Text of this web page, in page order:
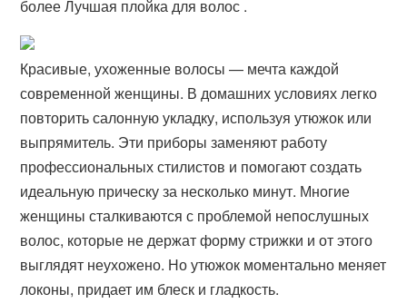
более Лучшая плойка для волос .
Красивые, ухоженные волосы — мечта каждой
современной женщины. В домашних условиях легко
повторить салонную укладку, используя утюжок или
выпрямитель. Эти приборы заменяют работу
профессиональных стилистов и помогают создать
идеальную прическу за несколько минут. Многие
женщины сталкиваются с проблемой непослушных
волос, которые не держат форму стрижки и от этого
выглядят неухожено. Но утюжок моментально меняет
локоны, придает им блеск и гладкость.